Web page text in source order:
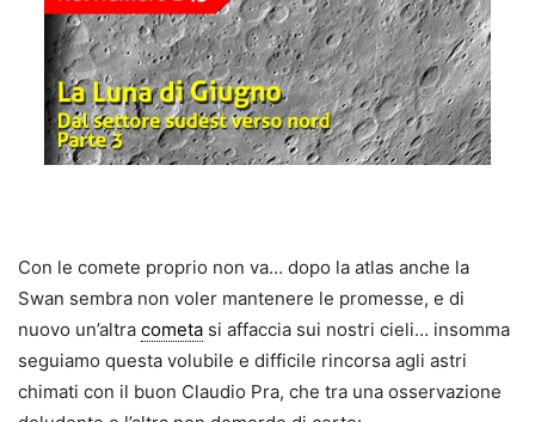
Con le comete proprio non va… dopo la atlas anche la
Swan sembra non voler mantenere le promesse, e di
nuovo un’altra cometa si affaccia sui nostri cieli… insomma
seguiamo questa volubile e difficile rincorsa agli astri
chimati con il buon Claudio Pra, che tra una osservazione